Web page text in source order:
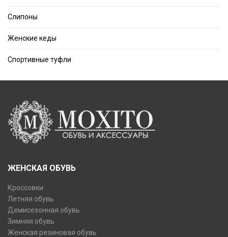
Слипоны
Женские кеды
Спортивные туфли
ЖЕНСКАЯ ОБУВЬ
Кроссовки
Летняя обувь
Демисезонная обувь
Зимняя обувь
Женская резиновая обувь